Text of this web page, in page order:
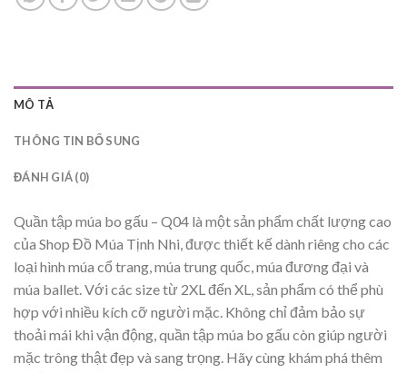
MÔ TẢ
THÔNG TIN BỔ SUNG
ĐÁNH GIÁ (0)
Quần tập múa bo gấu – Q04 là một sản phẩm chất lượng cao
của Shop Đồ Múa Tịnh Nhi, được thiết kế dành riêng cho các
loại hình múa cổ trang, múa trung quốc, múa đương đại và
múa ballet. Với các size từ 2XL đến XL, sản phẩm có thể phù
hợp với nhiều kích cỡ người mặc. Không chỉ đảm bảo sự
thoải mái khi vận động, quần tập múa bo gấu còn giúp người
mặc trông thật đẹp và sang trọng. Hãy cùng khám phá thêm